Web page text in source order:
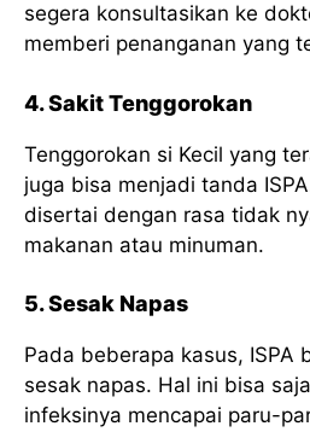
segera konsultasikan ke
memberi penanganan yang
4. Sakit Tenggorokan
Tenggorokan si Kecil yang
juga bisa menjadi tanda
disertai dengan rasa tidak
makanan atau minuman.
5. Sesak Napas
Pada beberapa kasus, ISPA
sesak napas. Hal ini bisa
infeksinya mencapai paru-